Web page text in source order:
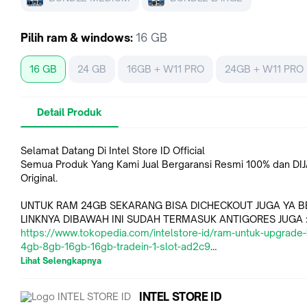
Pilih ram & windows: 16 GB
16 GB 24 GB 16GB + W11 PRO 24GB + W11 PRO
Detail Produk
Selamat Datang Di Intel Store ID Official
Semua Produk Yang Kami Jual Bergaransi Resmi 100% dan
Original.
UNTUK RAM 24GB SEKARANG BISA DICHECKOUT JUGA YA
LINKNYA DIBAWAH INI SUDAH TERMASUK ANTIGORES JUGA :
https://www.tokopedia.com/intelstore-id/ram-untuk-
4gb-8gb-16gb-16gb-tradein-1-slot-ad2c9
ASUS VIVOBOOK 14X OLED K3405VA OLEDS552 I5 13500H
Lihat Selengkapnya
INTEL STORE ID